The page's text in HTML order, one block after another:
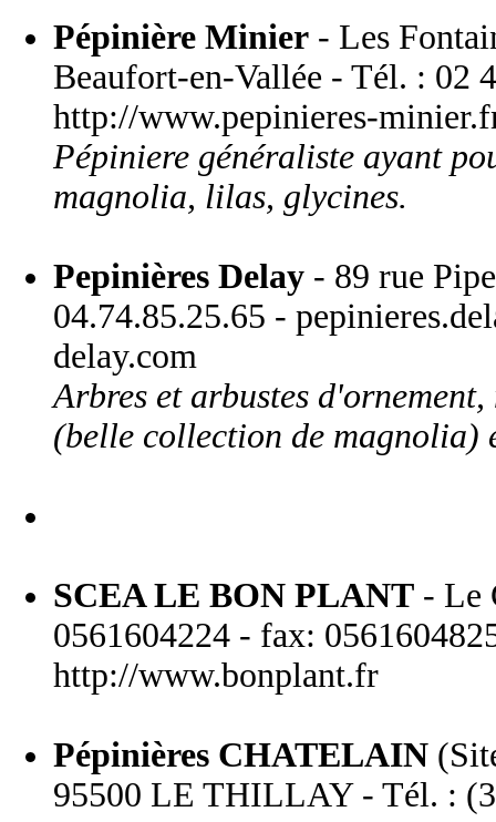
Pépinière Minier - Les
Beaufort-en-Vallée - Tél. : 02
http://www.pepinieres-
Pépiniere généraliste ayant
magnolia, lilas, glycines.
Pepinières Delay - 89 rue
04.74.85.25.65 -
delay.com
Arbres et arbustes
(belle collection de magnolia)
SCEA LE BON PLANT - Le
0561604224 - fax:
http://www.bonplant.fr
Pépinières CHATELAIN
95500 LE THILLAY - Tél. :